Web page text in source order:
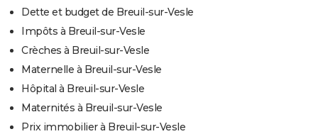
Dette et budget de Breuil-sur-Vesle
Impôts à Breuil-sur-Vesle
Crèches à Breuil-sur-Vesle
Maternelle à Breuil-sur-Vesle
Hôpital à Breuil-sur-Vesle
Maternités à Breuil-sur-Vesle
Prix immobilier à Breuil-sur-Vesle